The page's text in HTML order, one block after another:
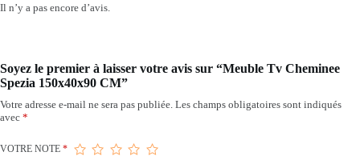
Il n’y a pas encore d’avis.
Soyez le premier à laisser votre avis sur “Meuble Tv Cheminee
Spezia 150x40x90 CM”
Votre adresse e-mail ne sera pas publiée. Les champs obligatoires sont indiqués
avec *
VOTRE NOTE *